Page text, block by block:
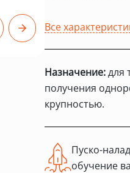
Все
Назначение:для
получения
крупностью.
Пуско-
обучение